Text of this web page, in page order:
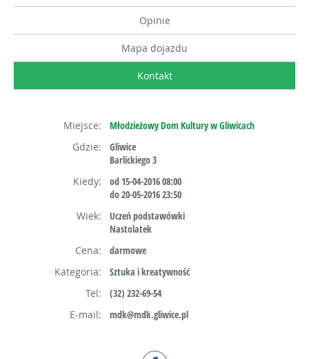
Opinie
Mapa dojazdu
Kontakt
Miejsce:
Młodzieżowy Dom Kultury w Gliwicach
Gdzie:
Gliwice
Barlickiego 3
Kiedy:
od 15-04-2016 08:00
do 20-05-2016 23:50
Wiek:
Uczeń podstawówki
Nastolatek
Cena:
darmowe
Kategoria:
Sztuka i kreatywność
Tel:
(32) 232-69-54
E-mail:
mdk@mdk.gliwice.pl